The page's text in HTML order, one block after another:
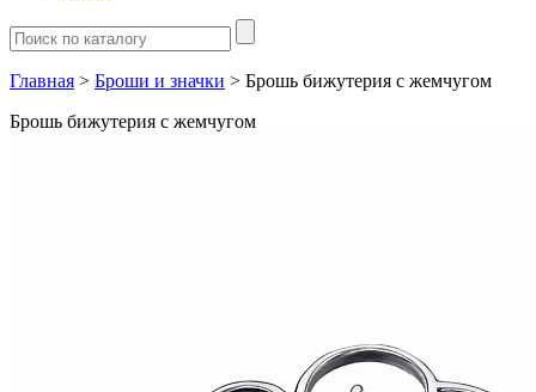
Главная > Броши и значки > Брошь бижутерия с жемчугом
Брошь бижутерия с жемчугом